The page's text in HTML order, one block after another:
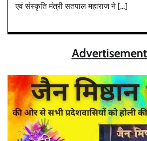
एवं संस्कृति मंत्री सतपाल महाराज ने […]